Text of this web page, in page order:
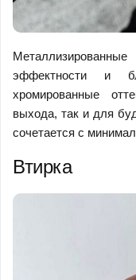
эффектности и
хромированные
выхода, так и для
сочетается с
Втирка